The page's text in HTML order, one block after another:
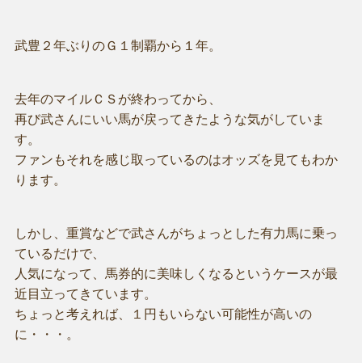
武豊２年ぶりのＧ１制覇から１年。
去年のマイルＣＳが終わってから、
再び武さんにいい馬が戻ってきたような気がしていま
す。
ファンもそれを感じ取っているのはオッズを見てもわか
ります。
しかし、重賞などで武さんがちょっとした有力馬に乗っ
ているだけで、
人気になって、馬券的に美味しくなるというケースが最
近目立ってきています。
ちょっと考えれば、１円もいらない可能性が高いの
に・・・。